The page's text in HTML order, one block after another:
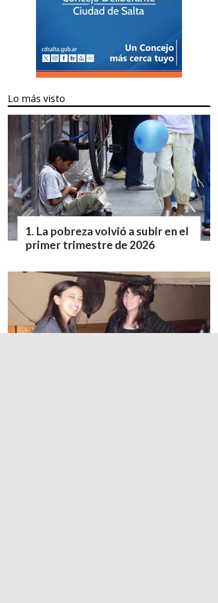
Lo más visto
La pobreza volvió a subir en el
primer trimestre de 2026